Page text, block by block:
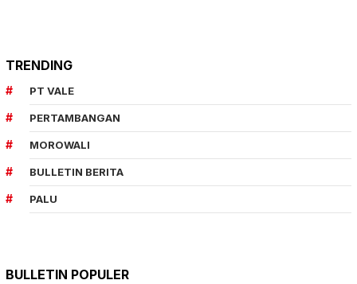
TRENDING
PT VALE
PERTAMBANGAN
MOROWALI
BULLETIN BERITA
PALU
BULLETIN POPULER